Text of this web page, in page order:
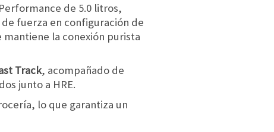
de 5.0 litros,
fuerza en configuración de
mantiene la conexión purista
Track, acompañado de
junto a HRE.
lo que garantiza un